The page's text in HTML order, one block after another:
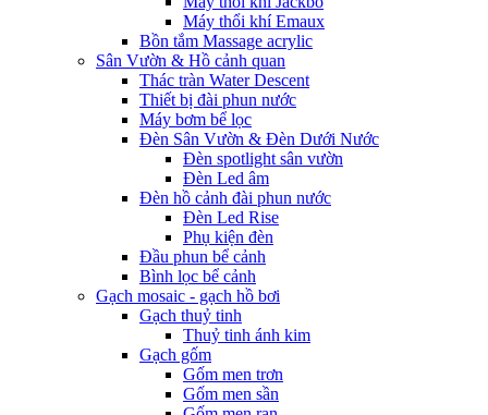
Máy thổi khí Emaux
Bồn tắm Massage acrylic
Sân Vườn & Hồ cảnh quan
Thác tràn Water Descent
Thiết bị đài phun nước
Máy bơm bể lọc
Đèn Sân Vườn & Đèn Dưới Nước
Đèn spotlight sân vườn
Đèn Led âm
Đèn hồ cảnh đài phun nước
Đèn Led Rise
Phụ kiện đèn
Đầu phun bể cảnh
Bình lọc bể cảnh
Gạch mosaic - gạch hồ bơi
Gạch thuỷ tinh
Thuỷ tinh ánh kim
Gạch gốm
Gốm men trơn
Gốm men sần